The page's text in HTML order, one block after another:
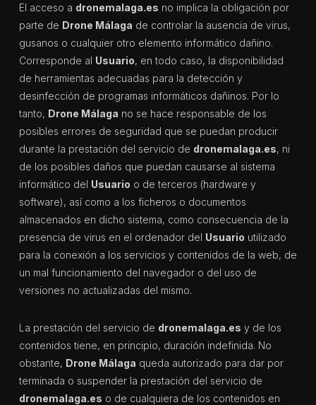
El acceso a dronemalaga.es no implica la obligación por
parte de Drone Málaga de controlar la ausencia de virus,
gusanos o cualquier otro elemento informático dañino.
Corresponde al Usuario, en todo caso, la disponibilidad
de herramientas adecuadas para la detección y
desinfección de programas informáticos dañinos. Por lo
tanto, Drone Málaga no se hace responsable de los
posibles errores de seguridad que se puedan producir
durante la prestación del servicio de dronemalaga.es, ni
de los posibles daños que puedan causarse al sistema
informático del Usuario o de terceros (hardware y
software), así como a los ficheros o documentos
almacenados en dicho sistema, como consecuencia de la
presencia de virus en el ordenador del Usuario utilizado
para la conexión a los servicios y contenidos de la web, de
un mal funcionamiento del navegador o del uso de
versiones no actualizadas del mismo.
La prestación del servicio de dronemalaga.es y de los
contenidos tiene, en principio, duración indefinida. No
obstante, Drone Málaga queda autorizado para dar por
terminada o suspender la prestación del servicio de
dronemalaga.es o de cualquiera de los contenidos en